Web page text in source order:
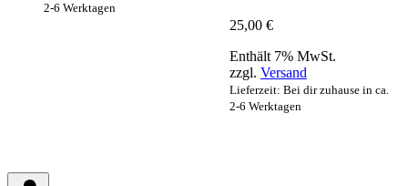
2-6 Werktagen
25,00 €
Enthält 7% MwSt.
zzgl. Versand
Lieferzeit: Bei dir zuhause in ca.
2-6 Werktagen